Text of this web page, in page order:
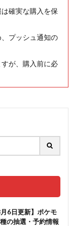
確実な購入を保
プッシュ通知の
が、購入前に必
6日更新】ポケモ
の抽選・予約情報